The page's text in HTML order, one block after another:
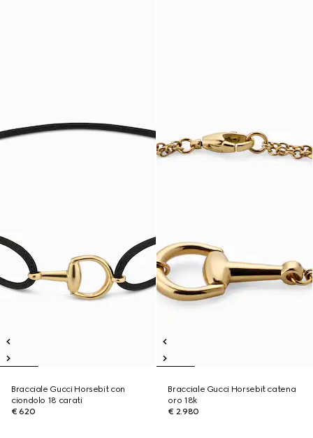
Bracciale Gucci Horsebit con
ciondolo 18 carati
€ 620
Bracciale Gucci Horsebit catena
oro 18k
€ 2.980